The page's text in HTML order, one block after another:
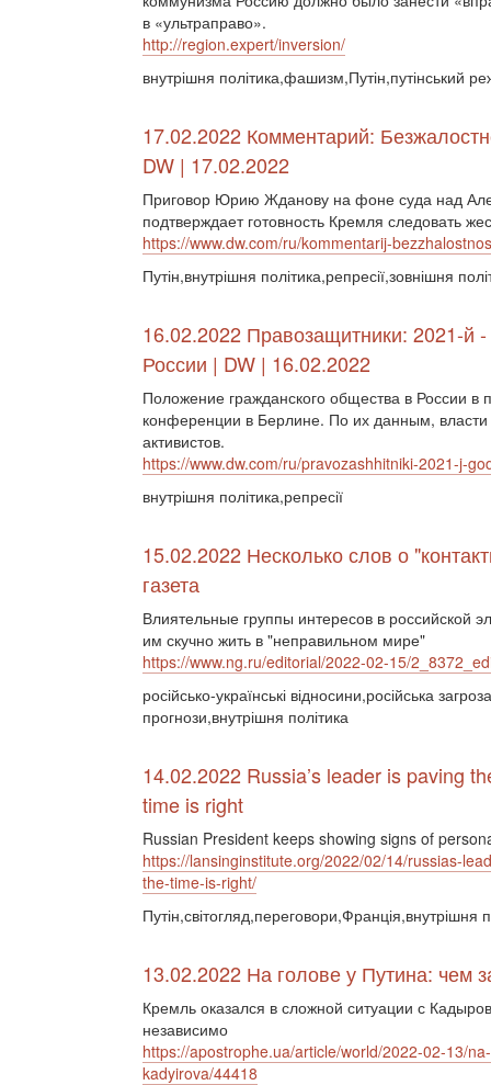
в «ультраправо».
http://region.expert/inversion/
внутрішня політика,фашизм,Путін,путінський
17.02.2022 Комментарий:
DW | 17.02.2022
Приговор Юрию Жданову на фоне суда над
подтверждает готовность Кремля следовать
https://www.dw.com/ru/kommentarij-
Путін,внутрішня політика,репресії,зовнішня
16.02.2022 Правозащитники: 2021-й
России | DW | 16.02.2022
Положение гражданского общества в России в
конференции в Берлине. По их данным,
активистов.
https://www.dw.com/ru/pravozashhitniki-2021-j-
внутрішня політика,репресії
15.02.2022 Несколько слов о
газета
Влиятельные группы интересов в российской
им скучно жить в "неправильном мире"
https://www.ng.ru/editorial/2022-02-15/
російсько-українські відносини,російська
прогнози,внутрішня політика
14.02.2022 Russia’s leader is paving
time is right
Russian President keeps showing signs of
https://lansinginstitute.org/2022/02/14/russias-
the-time-is-right/
Путін,світогляд,переговори,Франція,внутрішня
13.02.2022 На голове у Путина: чем
Кремль оказался в сложной ситуации с
независимо
https://apostrophe.ua/article/world/2022-02-13/
kadyirova/44418